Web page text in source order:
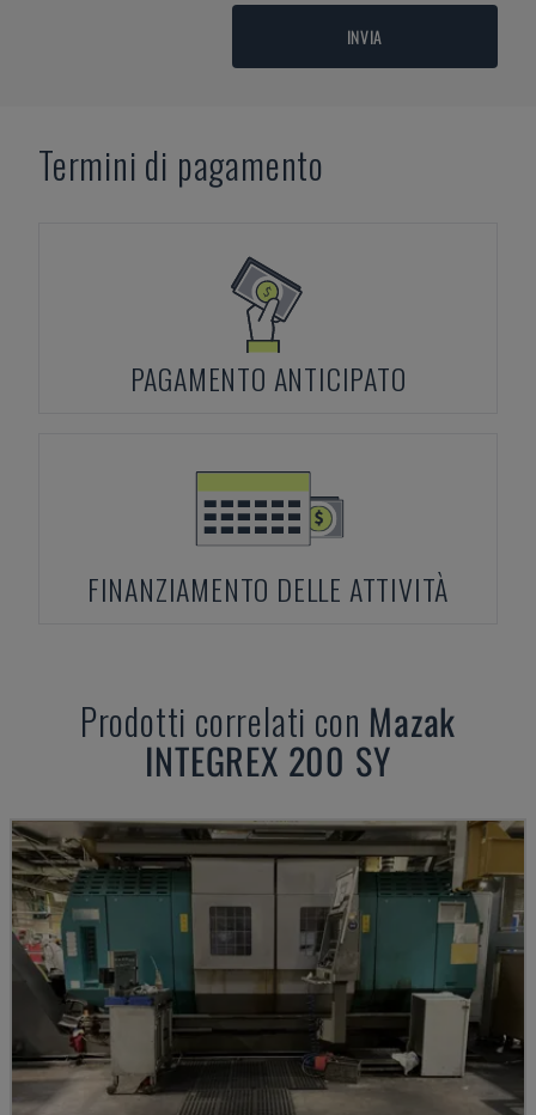
INVIA
Termini di pagamento
PAGAMENTO ANTICIPATO
FINANZIAMENTO DELLE ATTIVITÀ
Prodotti correlati con Mazak
INTEGREX 200 SY